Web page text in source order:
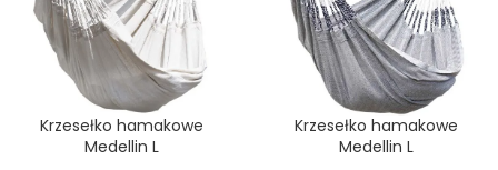
Krzesełko hamakowe
Medellin L
Krzesełko hamakowe
Medellin L